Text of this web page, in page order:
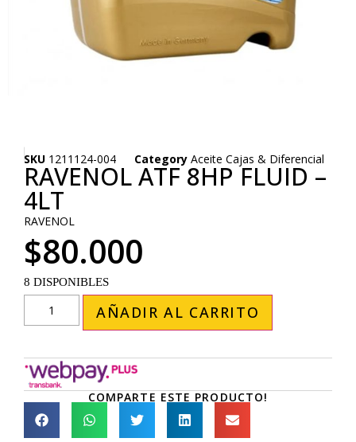
SKU 1211124-004 Category Aceite Cajas & Diferencial
RAVENOL ATF 8HP FLUID –
4LT
RAVENOL
$80.000
8 DISPONIBLES
AÑADIR AL CARRITO
COMPARTE ESTE PRODUCTO!